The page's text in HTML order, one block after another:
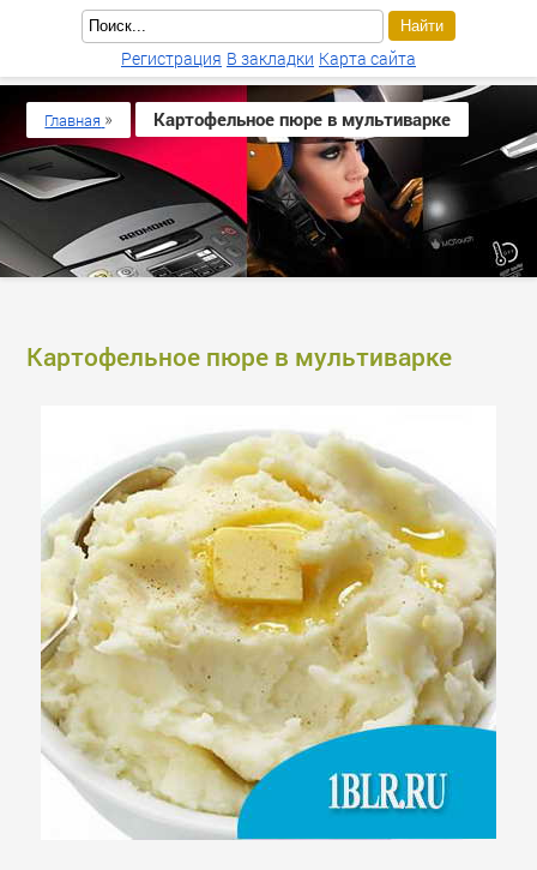
Картофельное пюре в мультиварке
Главная » Картофельное пюре в мультиварке
Регистрация В закладки Карта сайта